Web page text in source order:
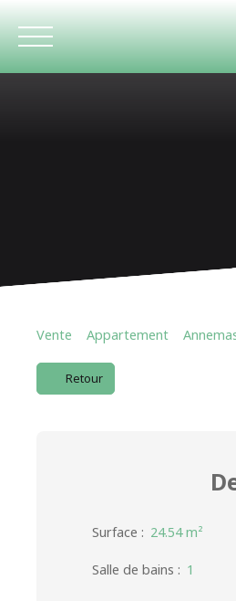
Vente Appartement
Retour
Surface : 24.54m²
Salle de bains : 1